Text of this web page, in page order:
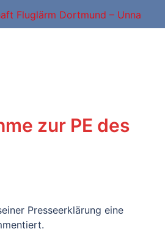
zur PE des
Presseerklärung eine